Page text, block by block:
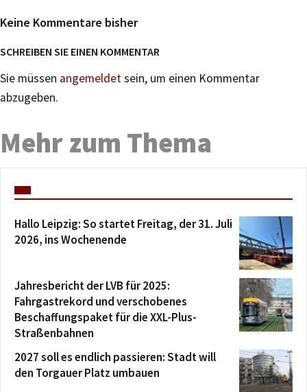
Keine Kommentare bisher
SCHREIBEN SIE EINEN KOMMENTAR
Sie müssen angemeldetsein, um einen Kommentar
abzugeben.
Mehr zum Thema
Hallo Leipzig: So startet Freitag, der 31. Juli
2026, ins Wochenende
Jahresbericht der LVB für 2025:
Fahrgastrekord und verschobenes
Beschaffungspaket für die XXL-Plus-
Straßenbahnen
2027 soll es endlich passieren: Stadt will
den Torgauer Platz umbauen